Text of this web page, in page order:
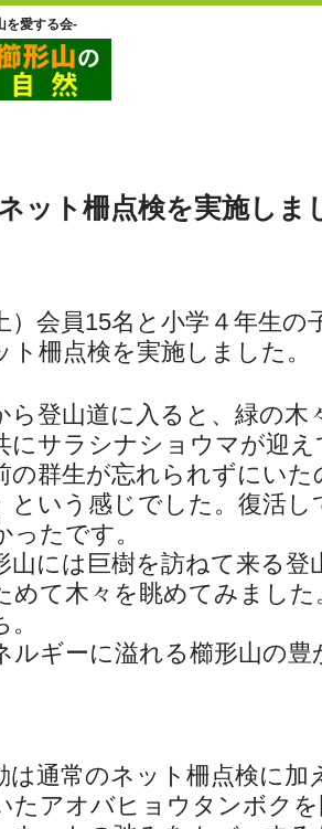
愛する会-
ット柵点検を実施しま
）会員15名と小学４年生の
ト柵点検を実施しました。
ら登山道に入ると、緑の木
にサラシナショウマが迎
の群生が忘れられずにい
という感じでした。復活
ったです。
山には巨樹を訪ねて来る登
めて木々を眺めてみまし
ルギーに溢れる櫛形山の
は通常のネット柵点検に加
たアオバヒョウタンボク